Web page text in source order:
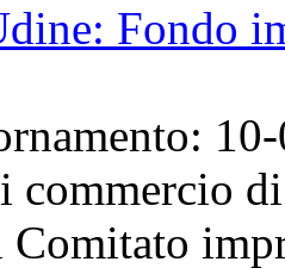
Fondo
commercio